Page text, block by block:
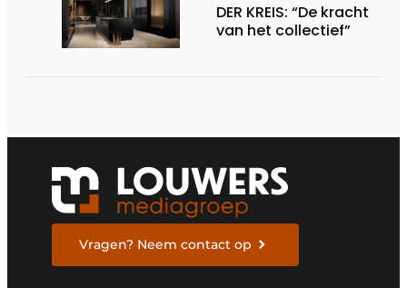
DER KREIS: “De kracht
van het collectief”
Vragen? Neem contact op